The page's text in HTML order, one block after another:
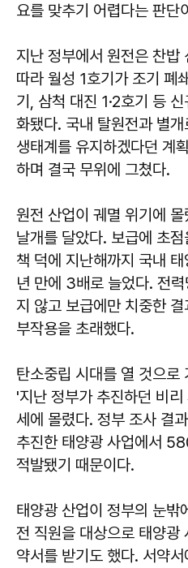
요를 맞추기 어렵다는 판단
지난 정부에서 원전은 찬밥
따라 월성 1호기가 조기 폐
기, 삼척 대진 1·2호기 등
화됐다. 국내 탈원전과 별
생태계를 유지하겠다던 계
하며 결국 무위에 그쳤다.
원전 산업이 궤멸 위기에
날개를 달았다. 보급에 초
책 덕에 지난해까지 국내
년 만에 3배로 늘었다. 전
지 않고 보급에만 치중한
부작용을 초래했다.
탄소중립 시대를 열 것으로
'지난 정부가 추진하던 비
세에 몰렸다. 정부 조사 결
추진한 태양광 사업에서
적발됐기 때문이다.
태양광 산업이 정부의 눈밖
전 직원을 대상으로 태양광
약서를 받기도 했다. 서약